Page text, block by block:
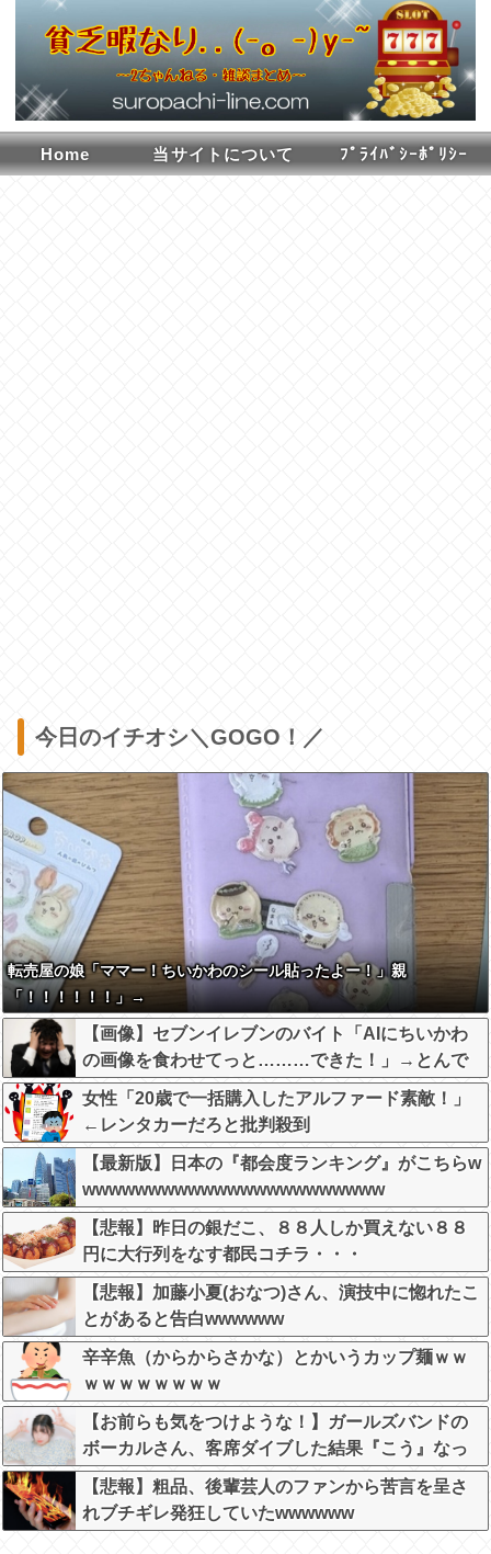
Home 当サイトについて ﾌﾟﾗｲﾊﾞｼｰﾎﾟﾘｼｰ
今日のイチオシ＼GOGO！／
転売屋の娘「ママー！ちいかわのシール貼ったよー！」親
「！！！！！！」→
【画像】セブンイレブンのバイト「AIにちいかわ
の画像を食わせてっと………できた！」→とんで
もないものが出来上がってしまうw w w w w
女性「20歳で一括購入したアルファード素敵！」
←レンタカーだろと批判殺到
【最新版】日本の『都会度ランキング』がこちらw
wwwwwwwwwwwwwwwwwwwwwww
【悲報】昨日の銀だこ、８８人しか買えない８８
円に大行列をなす都民コチラ・・・
【悲報】加藤小夏(おなつ)さん、演技中に惚れたこ
とがあると告白wwwwww
辛辛魚（からからさかな）とかいうカップ麺ｗｗ
ｗｗｗｗｗｗｗｗ
【お前らも気をつけような！】ガールズバンドの
ボーカルさん、客席ダイブした結果『こう』なっ
てしまいお気持ち表明してしまう…
【悲報】粗品、後輩芸人のファンから苦言を呈さ
れブチギレ発狂していたwwwwww